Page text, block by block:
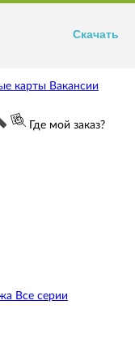
карты Вакансии
Где мой заказ?
Все серии
Скачать